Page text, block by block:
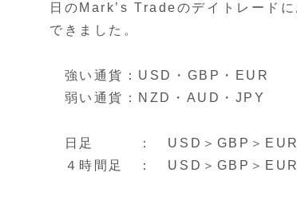
日のMark’s Tradeのデイトレード
できました。
強い通貨：USD・GBP・EUR
弱い通貨：NZD・AUD・JPY
日足 ： USD＞GBP＞EUR＞
４時間足 ： USD＞GBP＞EUR